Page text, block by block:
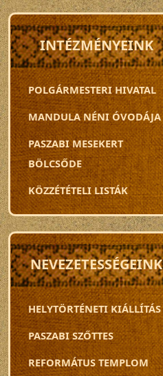
INTÉZMÉNYEINK
POLGÁRMESTERI HIVATAL
MANDULA NÉNI ÓVODÁJA
PASZABI MESEKERT
BÖLCSŐDE
KÖZZÉTÉTELI LISTÁK
NEVEZETESSÉGEINK
HELYTÖRTÉNETI KIÁLLÍTÁS
PASZABI SZŐTTES
REFORMÁTUS TEMPLOM